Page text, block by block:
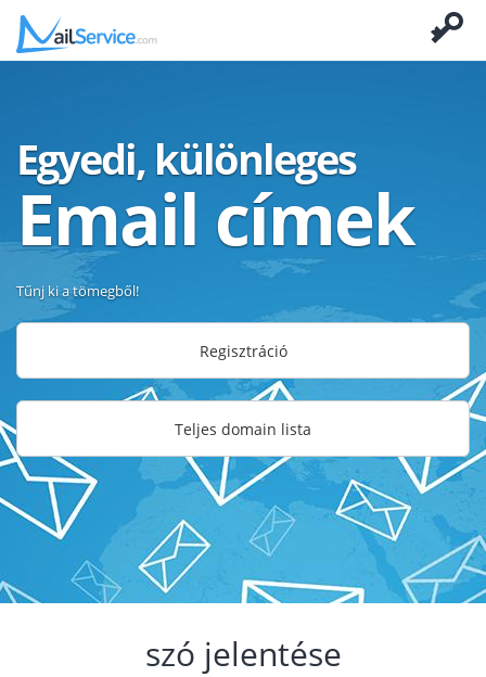
Egyedi, különleges
Email címek
Tűnj ki a tömegből!
Regisztráció
Teljes domain lista
szó jelentése